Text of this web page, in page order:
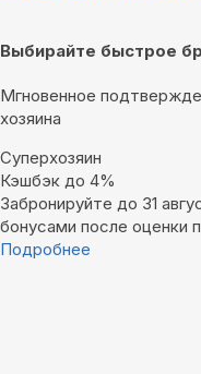
Выбирайте быстрое
Мгновенное
хозяина
Суперхозяин
Кэшбэк до 4%
Забронируйте до 31
бонусами после оценки
Подробнее